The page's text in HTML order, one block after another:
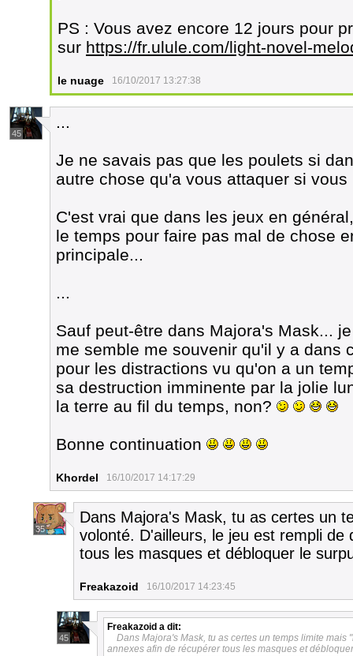
PS : Vous avez encore 12 jours pour
sur https://fr.ulule.com/light-novel-
le nuage 16/10/2017 13:27:38
45
...
Je ne savais pas que les poulets si
autre chose qu'a vous attaquer si
C'est vrai que dans les jeux en
le temps pour faire pas mal de chose
principale...
...
Sauf peut-être dans Majora's Mask...
me semble me souvenir qu'il y a dans
pour les distractions vu qu'on a un
sa destruction imminente par la jolie
la terre au fil du temps, non?
Bonne continuation
Khordel 16/10/2017 14:17:29
35
Dans Majora's Mask, tu as certes un
volonté. D'ailleurs, le jeu est rempli
tous les masques et débloquer le
Freakazoid 16/10/2017 14:23:45
45
Freakazoid a dit:
Dans Majora's Mask, tu as certes un temps limite
annexes afin de récupérer tous les masques et